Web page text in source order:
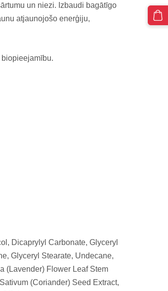
un niezi. Izbaudi bagātīgo
atjaunojošo enerģiju,
Dicaprylyl Carbonate, Glyceryl
Glyceryl Stearate, Undecane,
(Lavender) Flower Leaf Stem
(Coriander) Seed Extract,